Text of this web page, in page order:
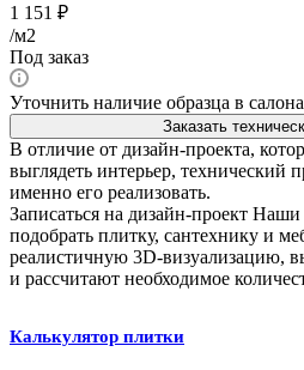
1 151 ₽
/м2
Под заказ
Уточнить наличие образца в
Заказать
В отличие от дизайн-проекта,
выглядеть интерьер, технический
именно его реализовать.
Записаться на дизайн-проект Наши
подобрать плитку, сантехнику и
реалистичную 3D-визуализацию,
и рассчитают необходимое
Калькулятор плитки